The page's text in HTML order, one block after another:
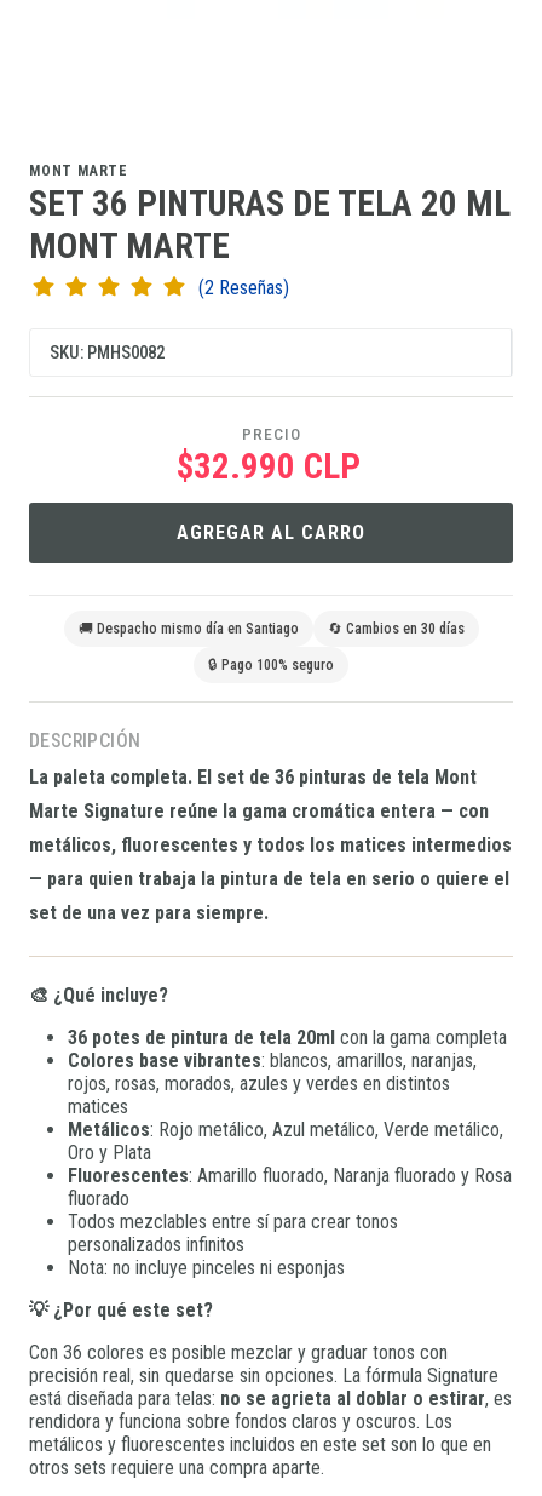
MONT MARTE
SET 36 PINTURAS DE TELA 20 ML
MONT MARTE
(2 Reseñas)
SKU: PMHS0082
PRECIO
$32.990 CLP
AGREGAR AL CARRO
🚚 Despacho mismo día en Santiago 🔄 Cambios en 30 días
🔒 Pago 100% seguro
DESCRIPCIÓN
La paleta completa. El set de 36 pinturas de tela Mont
Marte Signature reúne la gama cromática entera — con
metálicos, fluorescentes y todos los matices intermedios
— para quien trabaja la pintura de tela en serio o quiere el
set de una vez para siempre.
🎨 ¿Qué incluye?
36 potes de pintura de tela 20ml con la gama completa
Colores base vibrantes: blancos, amarillos, naranjas,
rojos, rosas, morados, azules y verdes en distintos
matices
Metálicos: Rojo metálico, Azul metálico, Verde metálico,
Oro y Plata
Fluorescentes: Amarillo fluorado, Naranja fluorado y Rosa
fluorado
Todos mezclables entre sí para crear tonos
personalizados infinitos
Nota: no incluye pinceles ni esponjas
💡 ¿Por qué este set?
Con 36 colores es posible mezclar y graduar tonos con
precisión real, sin quedarse sin opciones. La fórmula Signature
está diseñada para telas: no se agrieta al doblar o estirar, es
rendidora y funciona sobre fondos claros y oscuros. Los
metálicos y fluorescentes incluidos en este set son lo que en
otros sets requiere una compra aparte.